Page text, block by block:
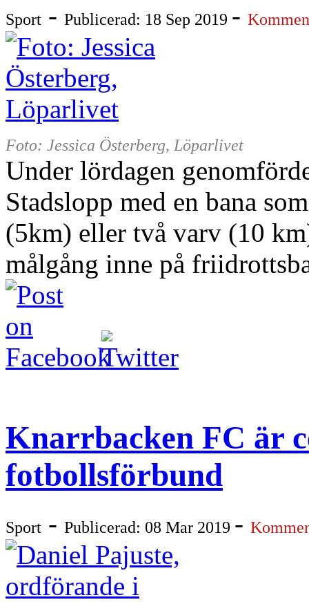
Sport - Publicerad: 18 Sep 2019 -
Foto: Jessica Österberg, Löparlivet
Under lördagen
Stadslopp med en bana
(5km) eller två varv (10
målgång inne på
Knarrbacken FC är
fotbollsförbund
Sport - Publicerad: 08 Mar 2019 -